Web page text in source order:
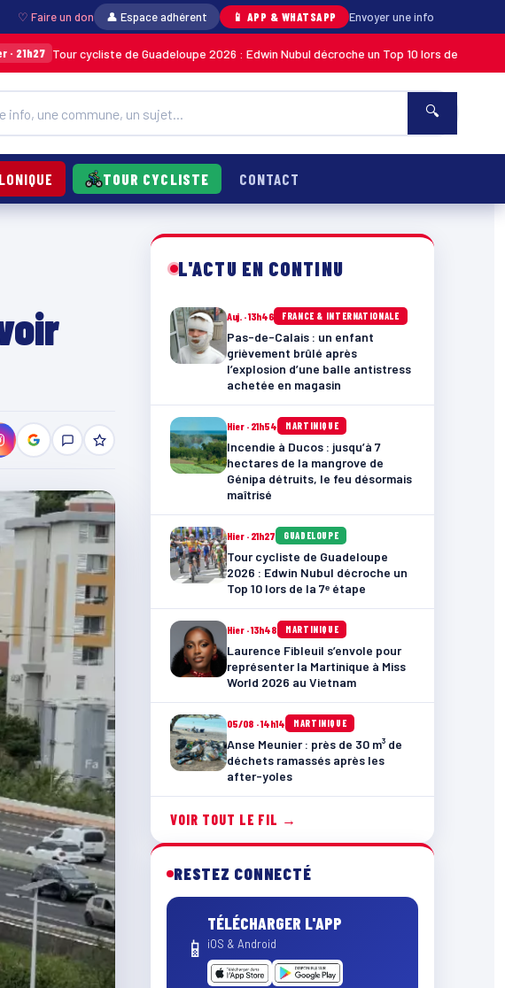
♡ Faire un don 👤 Espace adhérent 📱 APP & WHATSAPP Envoyer une info
cycliste de Guadeloupe 2026 : Edwin Nubul décroche un Top 10 lors de la 7ᵉ étape
🔍
TOUR CYCLISTE CONTACT
L'ACTU EN CONTINU
Auj. · 13h46 FRANCE & INTERNATIONALE
Pas-de-Calais : un enfant
grièvement brûlé après
l’explosion d’une balle antistress
achetée en magasin
Hier · 21h54 MARTINIQUE
Incendie à Ducos : jusqu’à 7
hectares de la mangrove de
Génipa détruits, le feu désormais
maîtrisé
Hier · 21h27 GUADELOUPE
Tour cycliste de Guadeloupe
2026 : Edwin Nubul décroche un
Top 10 lors de la 7ᵉ étape
Hier · 13h48 MARTINIQUE
Laurence Fibleuil s’envole pour
représenter la Martinique à Miss
World 2026 au Vietnam
05/08 · 14h14 MARTINIQUE
Anse Meunier : près de 30 m³ de
déchets ramassés après les
after-yoles
VOIR TOUT LE FIL →
RESTEZ CONNECTÉ
📱
TÉLÉCHARGER L'APP
iOS & Android